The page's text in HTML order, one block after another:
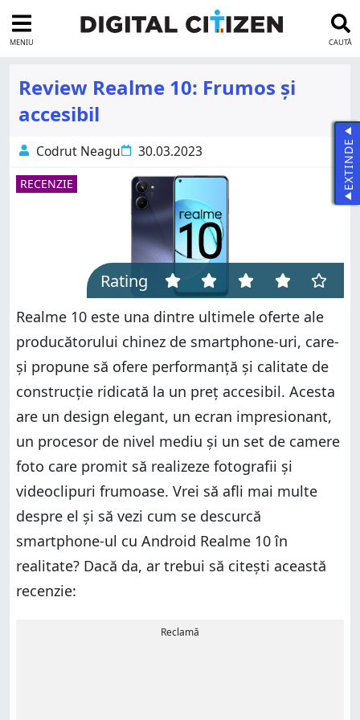
MENIU CAUTĂ
Review Realme 10: Frumos și
accesibil
Codrut Neagu 30.03.2023
RECENZIE
Rating
Realme 10 este una dintre ultimele oferte ale
producătorului chinez de smartphone-uri, care-
și propune să ofere performanță și calitate de
construcție ridicată la un preț accesibil. Acesta
are un design elegant, un ecran impresionant,
un procesor de nivel mediu și un set de camere
foto care promit să realizeze fotografii și
videoclipuri frumoase. Vrei să afli mai multe
despre el și să vezi cum se descurcă
smartphone-ul cu Android Realme 10 în
realitate? Dacă da, ar trebui să citești această
recenzie:
Reclamă
EXTINDE